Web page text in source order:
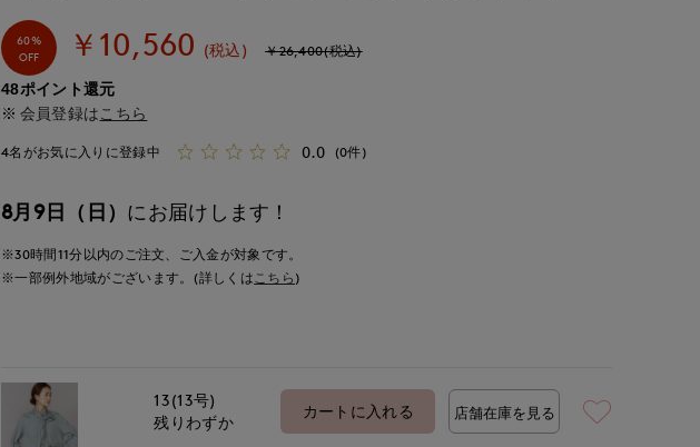
60%
OFF
￥10,560 (税込) ￥26,400(税込)
48ポイント還元
会員登録は こちら
4名がお気に入りに登録中 0.0 (0件)
8月9日（日） にお届けします！
※30時間11分以内のご注文、ご入金が対象です。
※一部例外地域がございます。(詳しくはこちら )
13(13号)
残りわずか
カートに入れる 店舗在庫を見る